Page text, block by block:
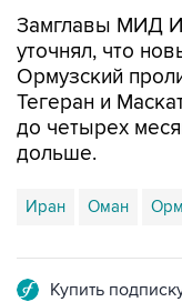
Замглавы МИД
уточнял, что
Ормузский
Тегеран и
до четырех
дольше.
Иран Оман
Купить